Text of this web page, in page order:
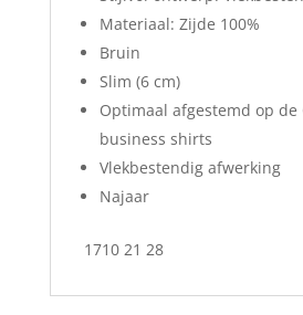
Materiaal: Zijde 100%
Bruin
Slim (6 cm)
Optimaal afgestemd op de
business shirts
Vlekbestendig afwerking
Najaar
1710 21 28